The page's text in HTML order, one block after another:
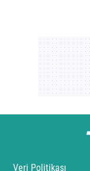
Veri Politikası